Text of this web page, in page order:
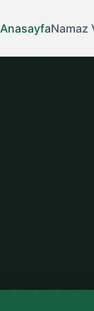
AnasayfaNamaz